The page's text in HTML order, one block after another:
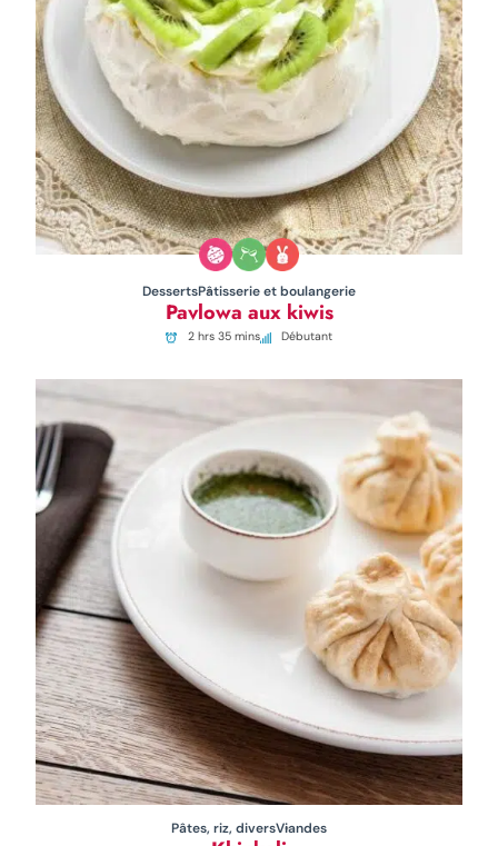
DessertsPâtisserie et boulangerie
Pavlowa aux kiwis
2 hrs 35 mins Débutant
Pâtes, riz, diversViandes